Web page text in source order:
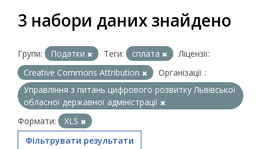
3 набори даних знайдено
Групи: Податки Теги: сплата
Ліцензії:
Creative Commons Attribution
Організації :
Управління з питань цифрового розвитку Львівської
обласної державної адміністрації
Формати:
XLS
Фільтрувати результати